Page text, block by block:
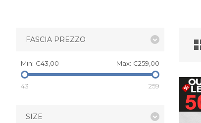
FASCIA PREZZO
Min: €43,00 Max: €259,00
43 259
SIZE